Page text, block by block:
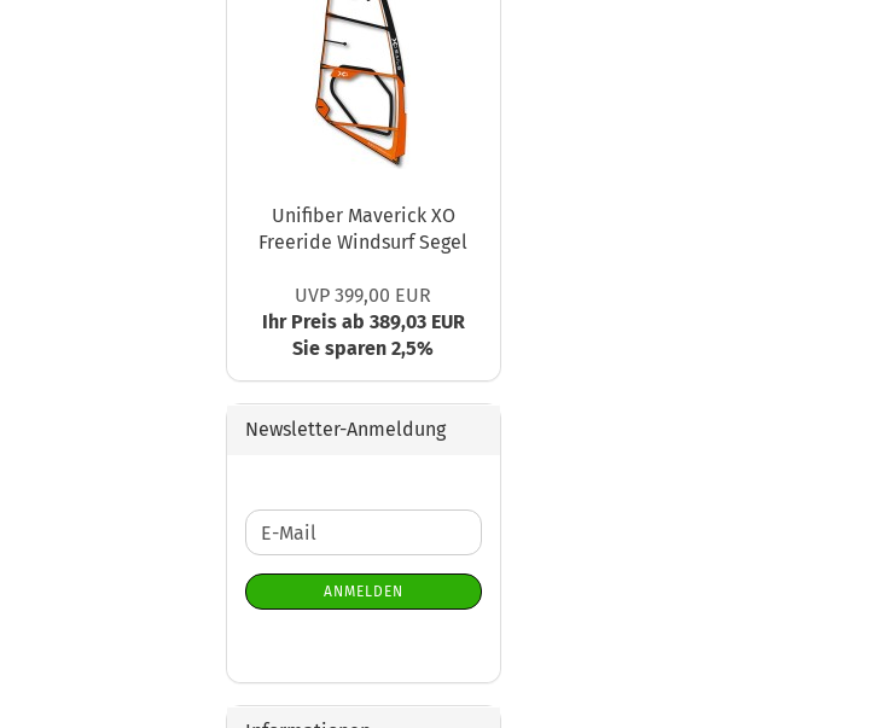
Unifiber Maverick XO
Freeride Windsurf Segel
UVP 399,00 EUR
Ihr Preis ab 389,03 EUR
Sie sparen 2,5%
Newsletter-Anmeldung
WEITER
ZUR
NEWSLETTER-
ANMELDUNG
E-
Mail
ANMELDEN